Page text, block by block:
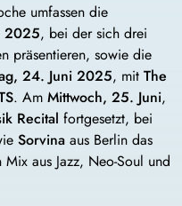
umfassen die
2025, bei der sich drei
präsentieren, sowie die
24. Juni 2025, mit The
. Am Mittwoch, 25. Juni,
Recital fortgesetzt, bei
Sorvina aus Berlin das
aus Jazz, Neo-Soul und